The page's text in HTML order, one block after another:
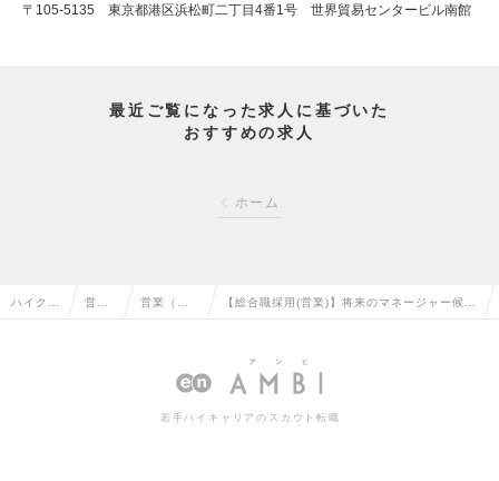
〒105-5135 東京都港区浜松町二丁目4番1号 世界貿易センタービル南館
最近ご覧になった求人に基づいた
おすすめの求人
ホーム
ハイクラ 営業 営業（法 【総合職採用(営業)】将来のマネージャー候補
間の求人情報
若手ハイキャリアのスカウト転職